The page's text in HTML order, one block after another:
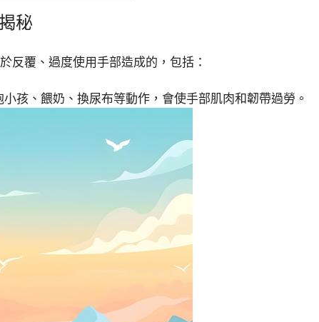
秘
反覆、過度使用手部造成的，包括：
小孩、餵奶、換尿布等動作，會使手部肌肉和韌帶過勞。